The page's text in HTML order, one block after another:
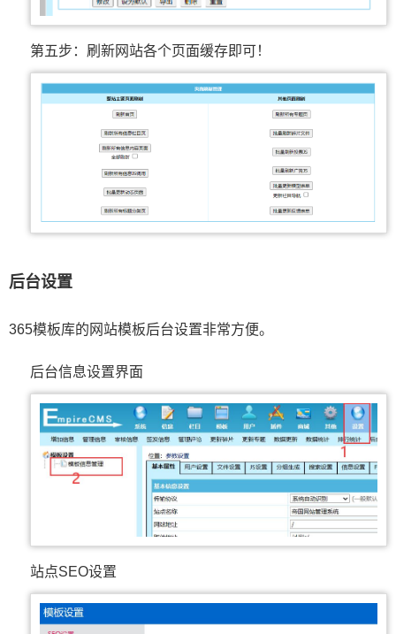
第五步：刷新网站各个页面缓存即可！
后台设置
365模板库的网站模板后台设置非常方便。
后台信息设置界面
站点SEO设置